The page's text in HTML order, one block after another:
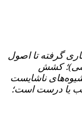
گرفته تا اصول
کشش
ناشایست
یا درست است؛